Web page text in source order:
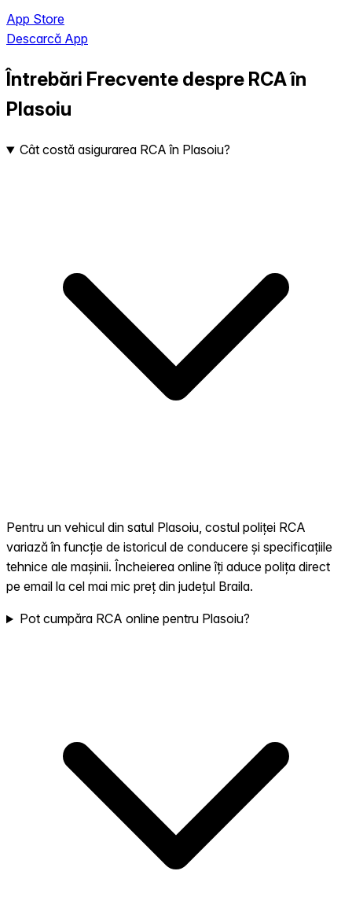
App Store
Descarcă App
Întrebări Frecvente despre RCA în
Plasoiu
Cât costă asigurarea RCA în Plasoiu?
Pentru un vehicul din satul Plasoiu, costul poliței RCA
variază în funcție de istoricul de conducere și specificațiile
tehnice ale mașinii. Încheierea online îți aduce polița direct
pe email la cel mai mic preț din județul Braila.
Pot cumpăra RCA online pentru Plasoiu?